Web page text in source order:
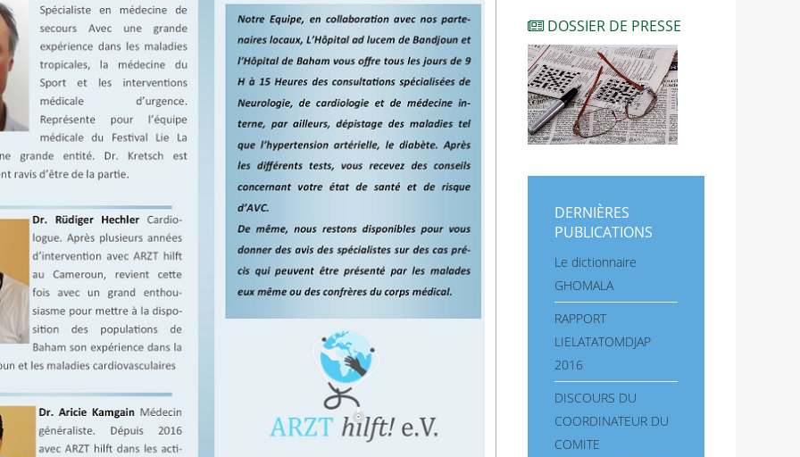
DOSSIER DE PRESSE
DERNIÈRES
PUBLICATIONS
Le dictionnaire
GHOMALA
RAPPORT
LIELATATOMDJAP
2016
DISCOURS DU
COORDINATEUR DU
COMITE